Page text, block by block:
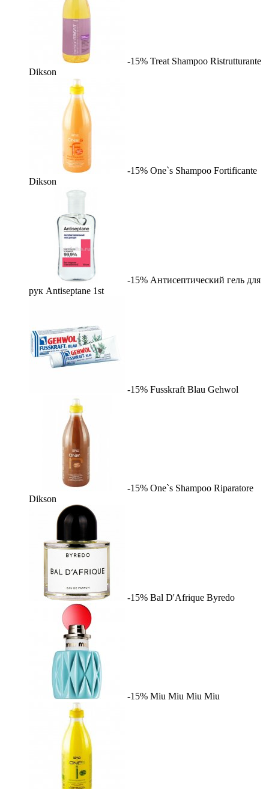
-15% Treat Shampoo Ristrutturante
Dikson
-15% One`s Shampoo Fortificante
Dikson
-15% Антисептический гель для
рук Antiseptane 1st
-15% Fusskraft Blau Gehwol
-15% One`s Shampoo Riparatore
Dikson
-15% Bal D'Afrique Byredo
-15% Miu Miu Miu Miu